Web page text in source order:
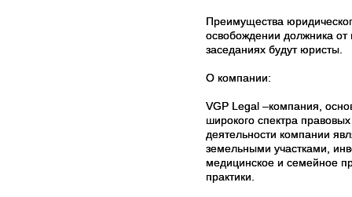
Преимущества
освобождении должника от
заседаниях будут юристы.
О компании:
VGP Legal –компания,
широкого спектра
деятельности компании
земельными участками,
медицинское и семейное
практики.